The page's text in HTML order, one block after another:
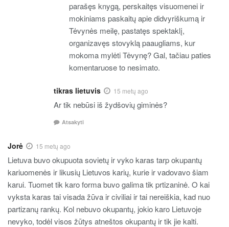
parašęs knygą, perskaitęs visuomenei ir
mokiniams paskaitų apie didvyriškumą ir
Tėvynės meilę, pastatęs spektaklį,
organizavęs stovyklą paaugliams, kur
mokoma mylėti Tėvynę? Gal, tačiau paties
komentaruose to nesimato.
tikras lietuvis 15 metų ago
Ar tik nebūsi iš žydšovių giminės?
Atsakyti
Jorė 15 metų ago
Lietuva buvo okupuota sovietų ir vyko karas tarp okupantų
kariuomenės ir likusių Lietuvos karių, kurie ir vadovavo šiam
karui. Tuomet tik karo forma buvo galima tik prtizaninė. O kai
vyksta karas tai visada žūva ir civiliai ir tai nereiškia, kad nuo
partizanų rankų. Kol nebuvo okupantų, jokio karo Lietuvoje
nevyko, todėl visos žūtys atneštos okupantų ir tik jie kalti.